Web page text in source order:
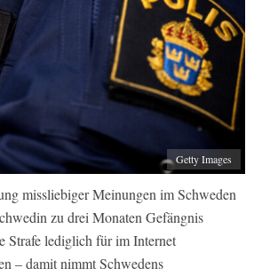
Getty Images
missliebiger Meinungen im Schweden
zu drei Monaten Gefängnis
Strafe lediglich für im Internet
– damit nimmt Schwedens